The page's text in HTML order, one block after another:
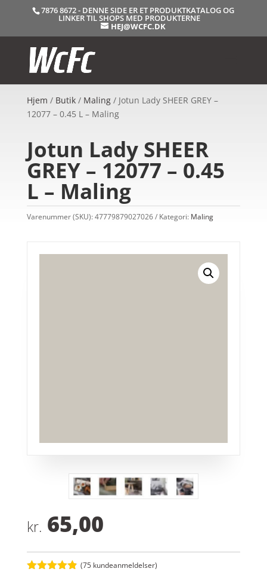
7876 8672 - DENNE SIDE ER ET PRODUKTKATALOG OG
LINKER TIL SHOPS MED PRODUKTERNE
HEJ@WCFC.DK
Hjem / Butik/ Maling/ Jotun Lady SHEER GREY –
12077 – 0.45 L – Maling
Jotun Lady SHEER
GREY – 12077 – 0.45
L – Maling
Varenummer (SKU):47779879027026 Kategori: Maling
kr. 65,00
(75 kundeanmeldelser)